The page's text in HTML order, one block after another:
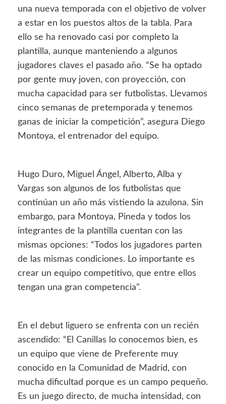
una nueva temporada con el objetivo de volver
a estar en los puestos altos de la tabla. Para
ello se ha renovado casi por completo la
plantilla, aunque manteniendo a algunos
jugadores claves el pasado año. “Se ha optado
por gente muy joven, con proyección, con
mucha capacidad para ser futbolistas. Llevamos
cinco semanas de pretemporada y tenemos
ganas de iniciar la competición”, asegura Diego
Montoya, el entrenador del equipo.
Hugo Duro, Miguel Ángel, Alberto, Alba y
Vargas son algunos de los futbolistas que
continúan un año más vistiendo la azulona. Sin
embargo, para Montoya, Pineda y todos los
integrantes de la plantilla cuentan con las
mismas opciones: “Todos los jugadores parten
de las mismas condiciones. Lo importante es
crear un equipo competitivo, que entre ellos
tengan una gran competencia”.
En el debut liguero se enfrenta con un recién
ascendido: “El Canillas lo conocemos bien, es
un equipo que viene de Preferente muy
conocido en la Comunidad de Madrid, con
mucha dificultad porque es un campo pequeño.
Es un juego directo, de mucha intensidad, con